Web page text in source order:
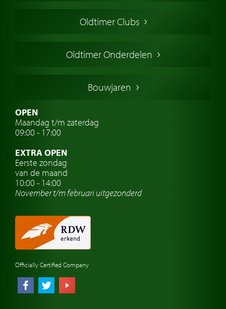
Amerikaanse oldtimers
Franse oldtimers
Zweedse oldtimers
Oldtimer verzekering
Oldtimer reizen
Oldtimerwerkplaats
Automerk horloges
Classic cars Nederland
Oldtimer Clubs
Oldtimer Onderdelen
Bouwjaren
OPEN
Maandag t/m zaterdag
09:00 - 17:00
EXTRA OPEN
Eerste zondag
van de maand
10:00 - 14:00
November t/m februariuitgezonderd
Officially Certified Company